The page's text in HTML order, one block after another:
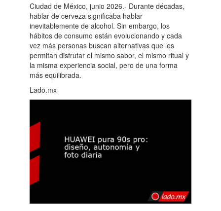
Ciudad de México, junio 2026.- Durante décadas,
hablar de cerveza significaba hablar
inevitablemente de alcohol. Sin embargo, los
hábitos de consumo están evolucionando y cada
vez más personas buscan alternativas que les
permitan disfrutar el mismo sabor, el mismo ritual y
la misma experiencia social, pero de una forma
más equilibrada.
Lado.mx